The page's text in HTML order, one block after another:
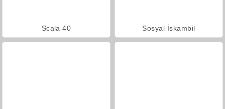
Scala 40 Sosyal İskambil